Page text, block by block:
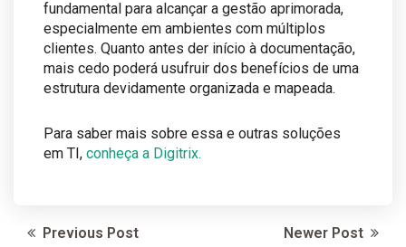
fundamental para alcançar a gestão aprimorada,
especialmente em ambientes com múltiplos
clientes. Quanto antes der início à documentação,
mais cedo poderá usufruir dos benefícios de uma
estrutura devidamente organizada e mapeada.
Para saber mais sobre essa e outras soluções
em TI, conheça a Digitrix.
Previous Post Newer Post